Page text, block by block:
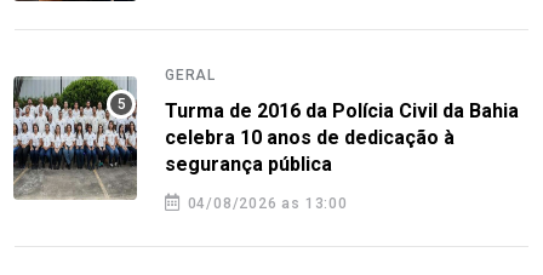
GERAL
Turma de 2016 da Polícia Civil da Bahia
celebra 10 anos de dedicação à
segurança pública
04/08/2026 as 13:00